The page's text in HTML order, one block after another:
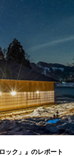
ック」』のレポート